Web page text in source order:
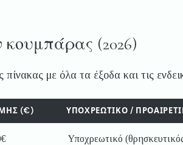
(2026)
με όλα τα έξοδα και τις
(€) ΥΠΟΧΡΕΩΤΙΚΌ /
Υποχρεωτικό